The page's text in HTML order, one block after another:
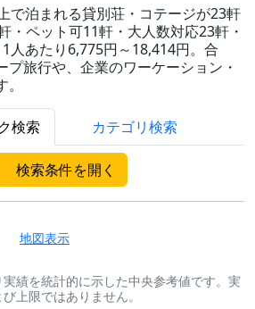
で泊まれる貸別荘・コテージが23軒
・ペット可11軒・大人数対応23軒・
人あたり6,775円～18,414円。合
プ旅行や、企業のワーケーション・
検索 カテゴリ検索
検索条件を開く
地図表示
績を統計的に示した中央参考値です。実
上限ではありません。